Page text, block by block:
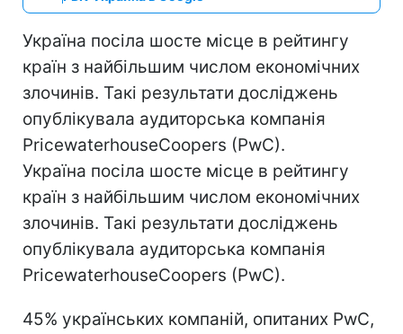
Україна посіла шосте місце в рейтингу
країн з найбільшим числом економічних
злочинів. Такі результати досліджень
опублікувала аудиторська компанія
PricewaterhouseCoopers (PwC).
Україна посіла шосте місце в рейтингу
країн з найбільшим числом економічних
злочинів. Такі результати досліджень
опублікувала аудиторська компанія
PricewaterhouseCoopers (PwC).
45% українських компаній, опитаних PwC,